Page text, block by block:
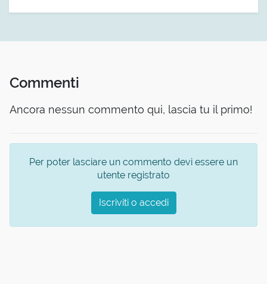
Commenti
Ancora nessun commento qui, lascia tu il primo!
Per poter lasciare un commento devi essere un
utente registrato
Iscriviti o accedi